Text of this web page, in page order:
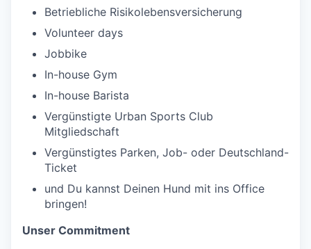
Betriebliche Risikolebensversicherung
Volunteer days
Jobbike
In-house Gym
In-house Barista
Vergünstigte Urban Sports Club
Mitgliedschaft
Vergünstigtes Parken, Job- oder Deutschland-
Ticket
und Du kannst Deinen Hund mit ins Office
bringen!
Unser Commitment